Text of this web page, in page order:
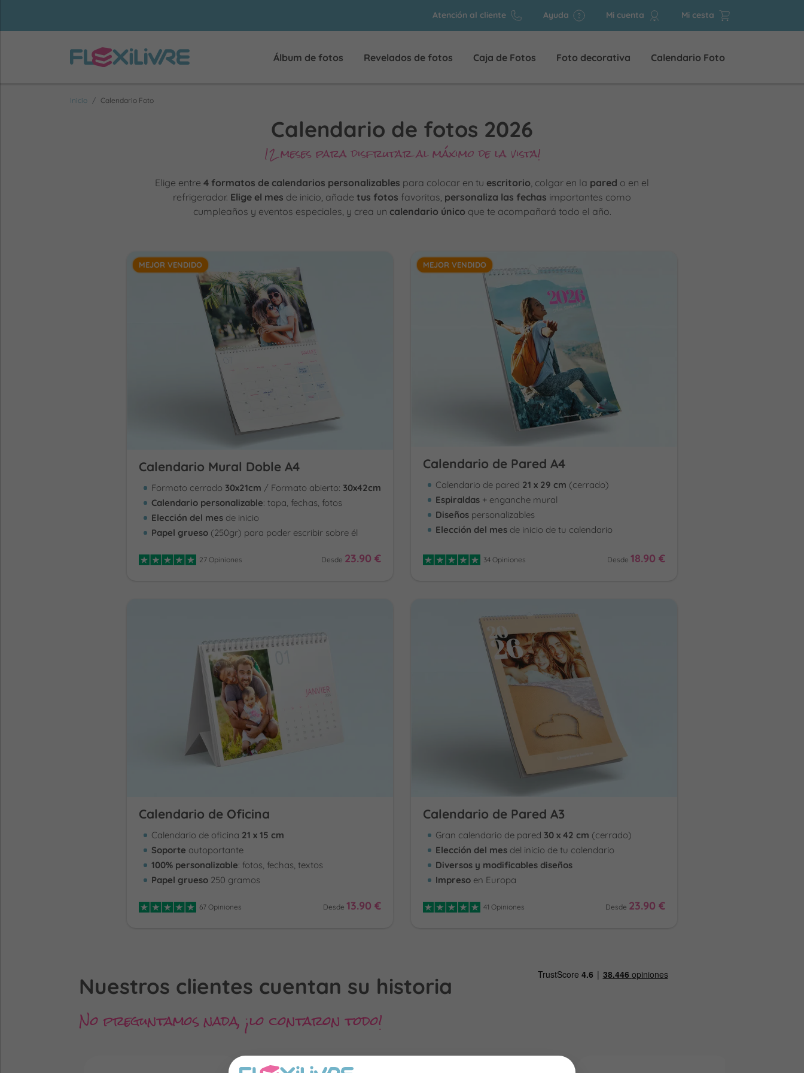
Atención al cliente Ayuda Mi cuenta Mi cesta
Álbum de fotos Revelados de fotos Caja de Fotos Foto decorativa Calendario Foto
Inicio Calendario Foto
Calendario de fotos 2026
12 meses para disfrutar al máximo de la vista!
Elige entre 4 formatos de calendarios personalizables para colocar en tu escritorio, colgar en la pared o en el
refrigerador. Elige el mes de inicio, añade tus fotos favoritas, personaliza las fechas importantes como
cumpleaños y eventos especiales, y crea un calendario único que te acompañará todo el año.
MEJOR VENDIDO
Calendario Mural Doble A4
Formato cerrado 30x21cm / Formato abierto: 30x42cm
Calendario personalizable: tapa, fechas, fotos
Elección del mes de inicio
Papel grueso (250gr) para poder escribir sobre él
27 Opiniones Desde 23.90 €
MEJOR VENDIDO
Calendario de Pared A4
Calendario de pared 21 x 29 cm (cerrado)
Espiraldas + enganche mural
Diseños personalizables
Elección del mes de inicio de tu calendario
34 Opiniones Desde 18.90 €
Calendario de Oficina
Calendario de oficina 21 x 15 cm
Soporte autoportante
100% personalizable: fotos, fechas, textos
Papel grueso 250 gramos
67 Opiniones Desde 13.90 €
Calendario de Pared A3
Gran calendario de pared 30 x 42 cm (cerrado)
Elección del mes del inicio de tu calendario
Diversos y modificables diseños
Impreso en Europa
41 Opiniones Desde 23.90 €
Nuestros clientes cuentan su historia
No preguntamos nada, ¡lo contaron todo!